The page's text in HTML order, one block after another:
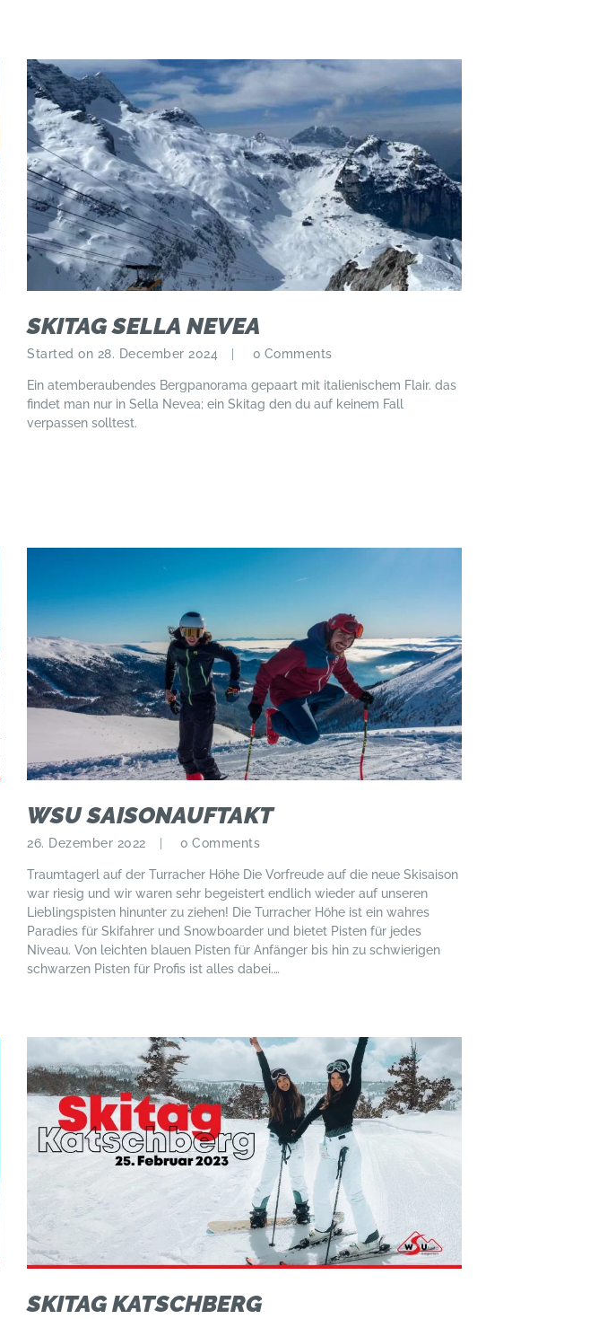
SKITAG SELLA NEVEA
Started on 28. December 2024 0 Comments
Ein atemberaubendes Bergpanorama gepaart mit italienischem Flair. das
findet man nur in Sella Nevea; ein Skitag den du auf keinem Fall
verpassen solltest.
WSU SAISONAUFTAKT
26. Dezember 2022 0 Comments
Traumtagerl auf der Turracher Höhe Die Vorfreude auf die neue Skisaison
war riesig und wir waren sehr begeistert endlich wieder auf unseren
Lieblingspisten hinunter zu ziehen! Die Turracher Höhe ist ein wahres
Paradies für Skifahrer und Snowboarder und bietet Pisten für jedes
Niveau. Von leichten blauen Pisten für Anfänger bis hin zu schwierigen
schwarzen Pisten für Profis ist alles dabei.…
SKITAG KATSCHBERG